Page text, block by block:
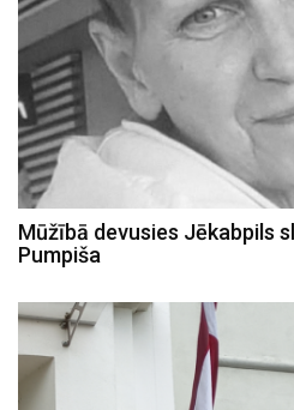
Mūžībā devusies Jēkabpils
Pumpiša